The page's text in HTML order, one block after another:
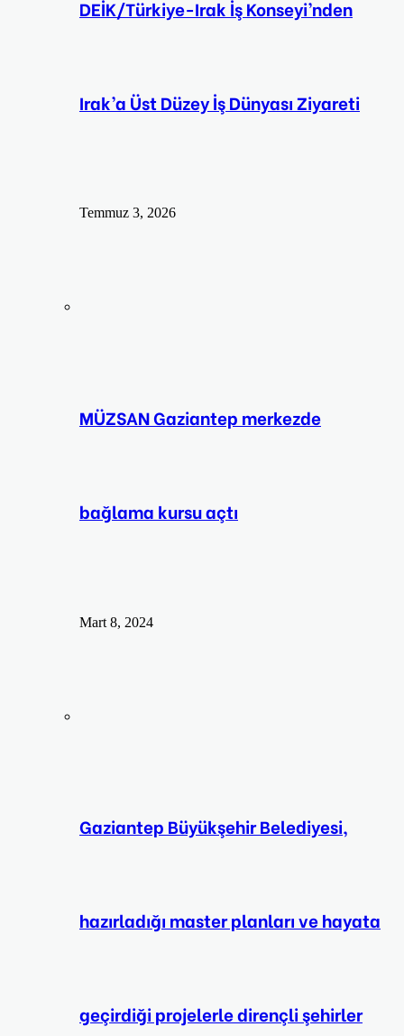
DEİK/Türkiye-Irak İş Konseyi’nden
Irak’a Üst Düzey İş Dünyası Ziyareti
Temmuz 3, 2026
MÜZSAN Gaziantep merkezde
bağlama kursu açtı
Mart 8, 2024
Gaziantep Büyükşehir Belediyesi,
hazırladığı master planları ve hayata
geçirdiği projelerle dirençli şehirler